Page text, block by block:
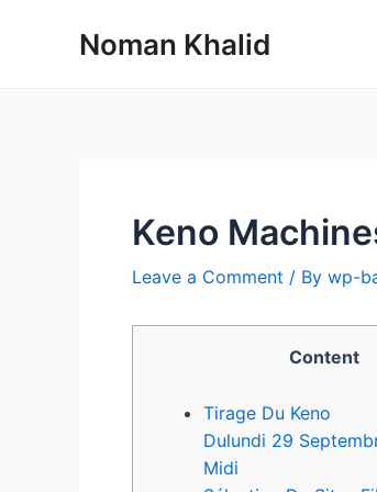
Noman Khalid
Keno
Leave a Comment / By wp-
Content
Tirage Du Keno
Dulundi 29
Midi